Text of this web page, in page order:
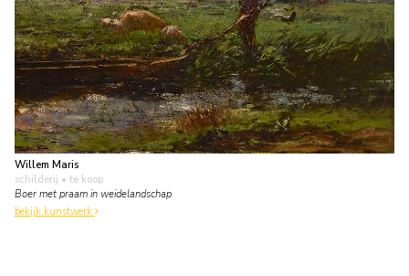
Willem Maris
schilderij • te koop
Boer met praam in weidelandschap
bekijk kunstwerk